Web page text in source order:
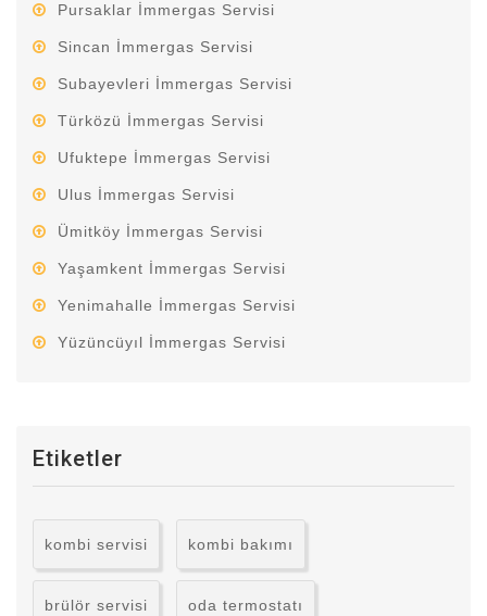
Pursaklar İmmergas Servisi
Sincan İmmergas Servisi
Subayevleri İmmergas Servisi
Türközü İmmergas Servisi
Ufuktepe İmmergas Servisi
Ulus İmmergas Servisi
Ümitköy İmmergas Servisi
Yaşamkent İmmergas Servisi
Yenimahalle İmmergas Servisi
Yüzüncüyıl İmmergas Servisi
Etiketler
kombi servisi kombi bakımı
brülör servisi oda termostatı